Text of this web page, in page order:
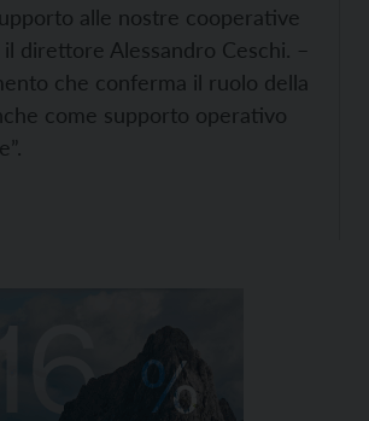
alle nostre cooperative
direttore Alessandro Ceschi. –
che conferma il ruolo della
come supporto operativo